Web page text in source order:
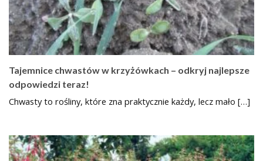
Tajemnice chwastów w krzyżówkach – odkryj najlepsze
odpowiedzi teraz!
Chwasty to rośliny, które zna praktycznie każdy, lecz mało […]